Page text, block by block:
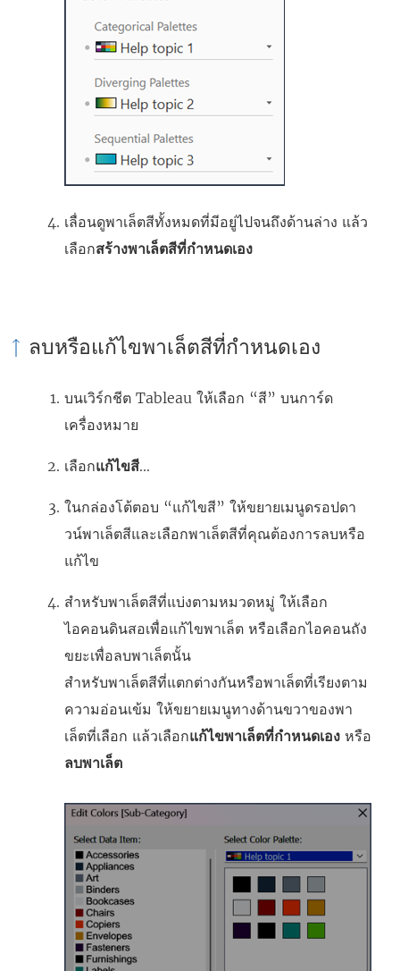
เลื่อนดูพาเล็ตสีทั้งหมดที่มีอยู่ไปจนถึงด้านล่าง แล้ว
เลือกสร้างพาเล็ตสีที่กําหนดเอง
ลบหรือแก้ไขพาเล็ตสีที่กําหนดเอง
บนเวิร์กชีต Tableau ให้เลือก “สี” บนการ์ด
เครื่องหมาย
เลือกแก้ไขสี...
ในกล่องโต้ตอบ “แก้ไขสี” ให้ขยายเมนูดรอปดา
วน์พาเล็ตสีและเลือกพาเล็ตสีที่คุณต้องการลบหรือ
แก้ไข
สําหรับพาเล็ตสีที่แบ่งตามหมวดหมู่ ให้เลือก
ไอคอนดินสอเพื่อแก้ไขพาเล็ต หรือเลือกไอคอนถัง
ขยะเพื่อลบพาเล็ตนั้น
สําหรับพาเล็ตสีที่แตกต่างกันหรือพาเล็ตที่เรียงตาม
ความอ่อนเข้ม ให้ขยายเมนูทางด้านขวาของพา
เล็ตที่เลือก แล้วเลือกแก้ไขพาเล็ตที่กําหนดเอง หรือ
ลบพาเล็ต